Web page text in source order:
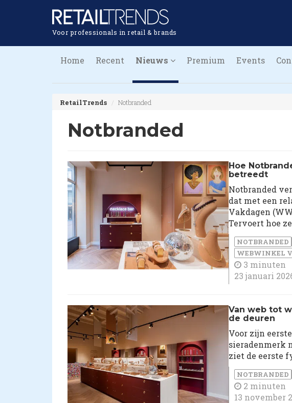
Voor professionals in retail & brands
Home Recent Nieuws Premium Events
RetailTrends Notbranded
Notbranded
Hoe
betreedt
Notbranded
dat met een
Vakdagen
Tervoert hoe
NOTBRANDED
WEBWINKEL
3 minuten
23 januari
Van web tot
de deuren
Voor zijn
sieradenmerk
ziet de eerste
NOTBRANDED
2 minuten
13 november